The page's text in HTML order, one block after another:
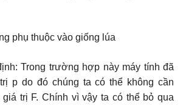
phụ thuộc vào giống lúa
Trong trường hợp này máy tính đã
p do đó chúng ta có thể không cần
trị F. Chính vì vậy ta có thể bỏ qua